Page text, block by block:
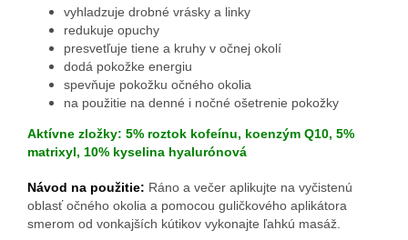
vyhladzuje drobné vrásky a linky
redukuje opuchy
presvetľuje tiene a kruhy v očnej okolí
dodá pokožke energiu
spevňuje pokožku očného okolia
na použitie na denné i nočné ošetrenie pokožky
Aktívne zložky: 5% roztok kofeínu, koenzým Q10, 5%
matrixyl, 10% kyselina hyalurónová
Návod na použitie: Ráno a večer aplikujte na vyčistenú
oblasť očného okolia a pomocou guličkového aplikátora
smerom od vonkajších kútikov vykonajte ľahkú masáž.